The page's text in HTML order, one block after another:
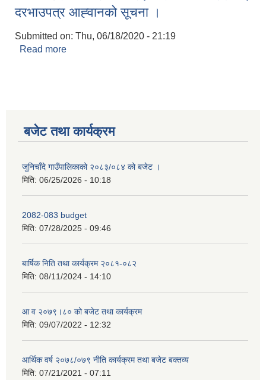
दरभाउपत्र आह्‍वानको सूचना ।
Submitted on: Thu, 06/18/2020 - 21:19
Read more
बजेट तथा कार्यक्रम
जुनिचाँदे गाउँपालिकाको २०८३/०८४ को बजेट ।
मिति: 06/25/2026 - 10:18
2082-083 budget
मिति: 07/28/2025 - 09:46
बार्षिक निति तथा कार्यक्रम २०८१-०८२
मिति: 08/11/2024 - 14:10
आ व २०७९।८० को बजेट तथा कार्यक्रम
मिति: 09/07/2022 - 12:32
आर्थिक वर्ष २०७८/०७९ नीति कार्यक्रम तथा बजेट बक्तव्य
मिति: 07/21/2021 - 07:11